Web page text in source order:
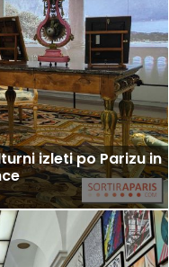
izleti po Parizu in